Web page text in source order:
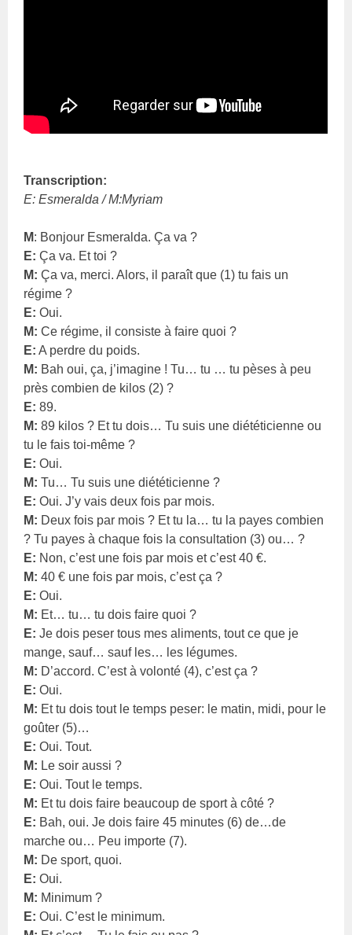
Transcription:
E: Esmeralda / M:Myriam
M: Bonjour Esmeralda. Ça va ?
E: Ça va. Et toi ?
M: Ça va, merci. Alors, il paraît que (1) tu fais un
régime ?
E: Oui.
M: Ce régime, il consiste à faire quoi ?
E: A perdre du poids.
M: Bah oui, ça, j’imagine ! Tu… tu … tu pèses à peu
près combien de kilos (2) ?
E: 89.
M: 89 kilos ? Et tu dois… Tu suis une diététicienne ou
tu le fais toi-même ?
E: Oui.
M: Tu… Tu suis une diététicienne ?
E: Oui. J’y vais deux fois par mois.
M: Deux fois par mois ? Et tu la… tu la payes combien
? Tu payes à chaque fois la consultation (3) ou… ?
E: Non, c’est une fois par mois et c’est 40 €.
M: 40 € une fois par mois, c’est ça ?
E: Oui.
M: Et… tu… tu dois faire quoi ?
E: Je dois peser tous mes aliments, tout ce que je
mange, sauf… sauf les… les légumes.
M: D’accord. C’est à volonté (4), c’est ça ?
E: Oui.
M: Et tu dois tout le temps peser: le matin, midi, pour le
goûter (5)…
E: Oui. Tout.
M: Le soir aussi ?
E: Oui. Tout le temps.
M: Et tu dois faire beaucoup de sport à côté ?
E: Bah, oui. Je dois faire 45 minutes (6) de…de
marche ou… Peu importe (7).
M: De sport, quoi.
E: Oui.
M: Minimum ?
E: Oui. C’est le minimum.